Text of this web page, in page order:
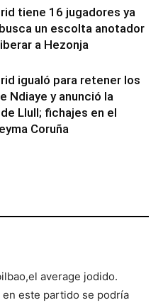
tiene 16 jugadores ya
un escolta anotador
a Hezonja
igualó para retener los
Ndiaye y anunció la
Llull; fichajes en el
Coruña
average jodido.
este partido se podría